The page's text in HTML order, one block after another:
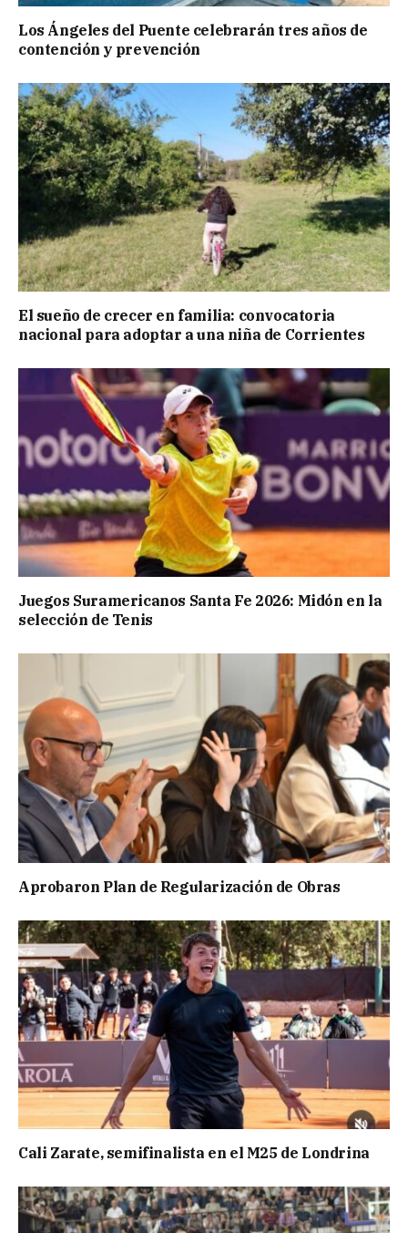
Los Ángeles del Puente celebrarán tres años de
contención y prevención
El sueño de crecer en familia: convocatoria
nacional para adoptar a una niña de Corrientes
Juegos Suramericanos Santa Fe 2026: Midón en la
selección de Tenis
Aprobaron Plan de Regularización de Obras
Cali Zarate, semifinalista en el M25 de Londrina